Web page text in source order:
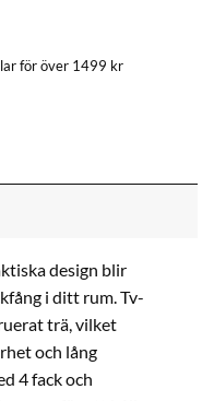
för över 1499 kr
design blir
i ditt rum. Tv-
trä, vilket
och lång
4 fack och